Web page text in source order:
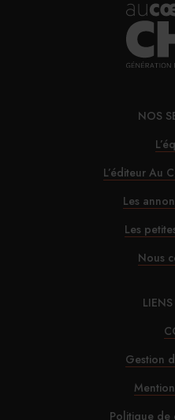
29/
InterContinental
Laure nommé
29/
Marnie House a
Brown-Forman
29/
NOS
L’éditeur Au
Les
Les
Nous
Gestion
Politique de